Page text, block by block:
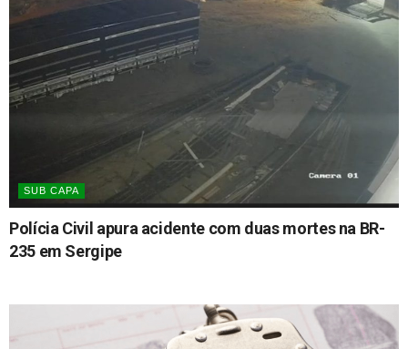
SUB CAPA
Polícia Civil apura acidente com duas mortes na BR-
235 em Sergipe